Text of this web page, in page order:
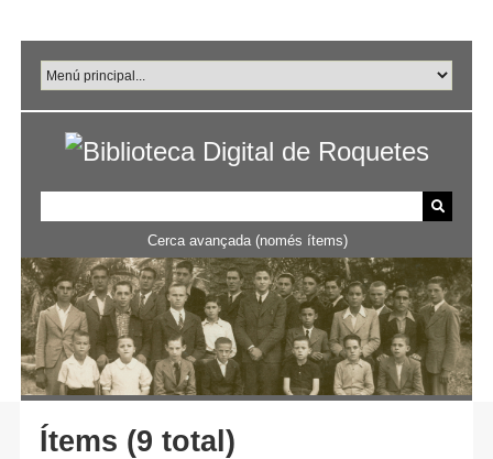
principal
Cerca avançada (només ítems)
Ítems (9 total)